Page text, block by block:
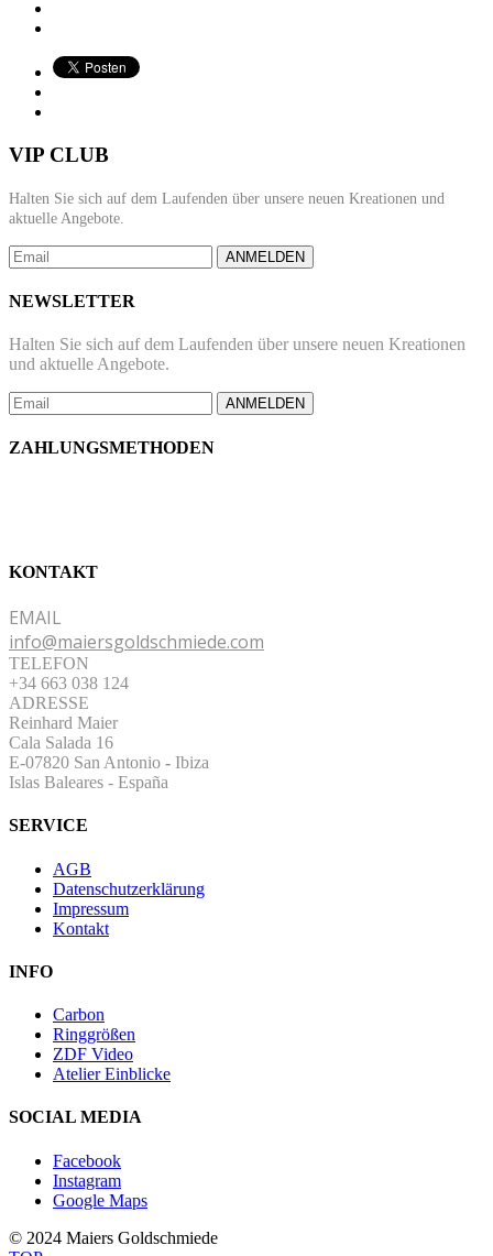
VIP CLUB
Halten Sie sich auf dem Laufenden über unsere neuen Kreationen und
aktuelle Angebote.
ANMELDEN
NEWSLETTER
Halten Sie sich auf dem Laufenden über unsere neuen Kreationen
und aktuelle Angebote.
ANMELDEN
ZAHLUNGSMETHODEN
KONTAKT
EMAIL
info@maiersgoldschmiede.com
TELEFON
+34 663 038 124
ADRESSE
Reinhard Maier
Cala Salada 16
E-07820 San Antonio - Ibiza
Islas Baleares - España
SERVICE
AGB
Datenschutzerklärung
Impressum
Kontakt
INFO
Carbon
Ringgrößen
ZDF Video
Atelier Einblicke
SOCIAL MEDIA
Facebook
Instagram
Google Maps
© 2024 Maiers Goldschmiede